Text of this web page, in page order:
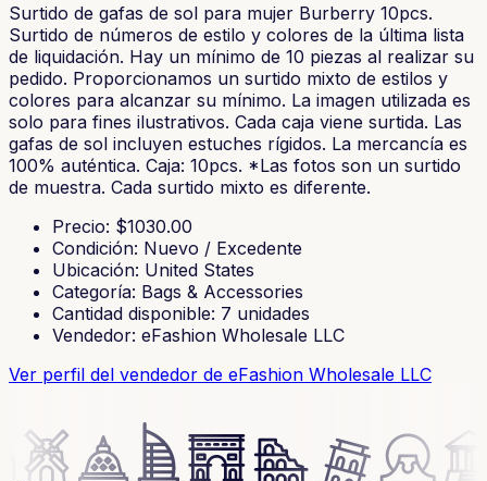
Surtido de gafas de sol para mujer Burberry 10pcs.
Surtido de números de estilo y colores de la última lista
de liquidación. Hay un mínimo de 10 piezas al realizar su
pedido. Proporcionamos un surtido mixto de estilos y
colores para alcanzar su mínimo. La imagen utilizada es
solo para fines ilustrativos. Cada caja viene surtida. Las
gafas de sol incluyen estuches rígidos. La mercancía es
100% auténtica. Caja: 10pcs. *Las fotos son un surtido
de muestra. Cada surtido mixto es diferente.
Precio: $1030.00
Condición: Nuevo / Excedente
Ubicación: United States
Categoría: Bags & Accessories
Cantidad disponible: 7 unidades
Vendedor: eFashion Wholesale LLC
Ver perfil del vendedor de eFashion Wholesale LLC